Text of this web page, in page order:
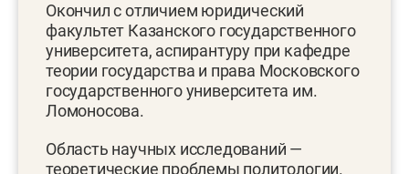
Окончил с отличием юридический
факультет Казанского государственного
университета, аспирантуру при кафедре
теории государства и права Московского
государственного университета им.
Ломоносова.
Область научных исследований —
теоретические проблемы политологии.